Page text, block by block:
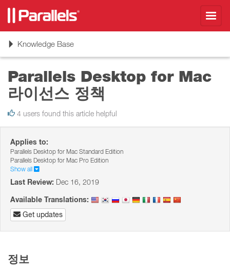
ToggleKnowledge Base
Parallels Desktop for Mac
라이선스 정책
4 users found this article helpful
Applies to:
Parallels Desktop for Mac Standard Edition
Parallels Desktop for Mac Pro Edition
Show all
Last Review: Dec 16, 2019
Available Translations:
Get updates
정보